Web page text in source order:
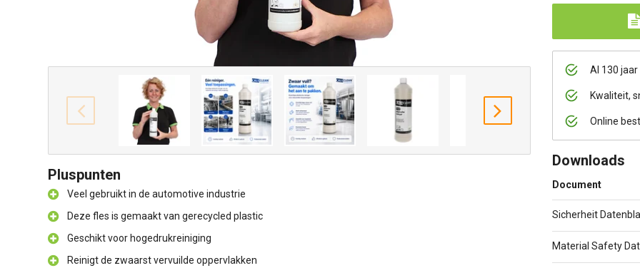
vorige volgende
Al 130
Kwaliteit,
Online
Downloads
Document
Sicherheit
Material Safety
Pluspunten
Veel gebruikt in de automotive industrie
Deze fles is gemaakt van gerecycled plastic
Geschikt voor hogedrukreiniging
Reinigt de zwaarst vervuilde oppervlakken